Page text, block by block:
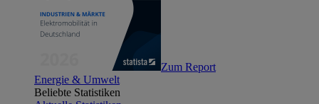
Zum Report
Energie & Umwelt
Beliebte Statistiken